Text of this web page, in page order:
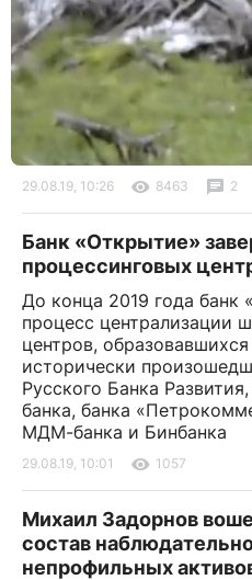
29.08.19, 10:26 8463 2
Банк «Открытие»
процессинговых
До конца 2019 года банк
процесс централизации
центров, образовавшихся
исторически
Русского Банка
банка, банка
МДМ-банка и Бинбанка
29.08.19, 10:01 1057
Михаил Задорнов
состав
непрофильных